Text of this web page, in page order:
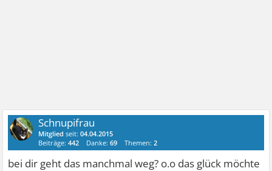
Schnupifrau
Mitglied seit:04.04.2015
Beiträge:442 Danke:69 Themen:2
bei dir geht das manchmal weg? o.o das glück möchte